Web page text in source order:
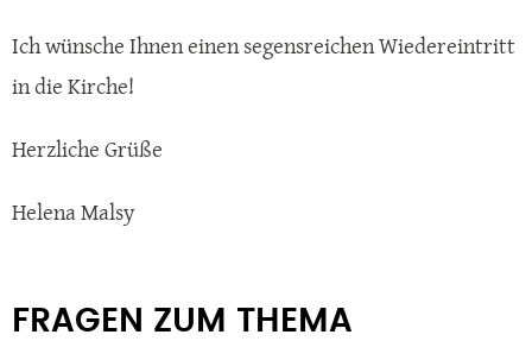
Ich wünsche Ihnen einen segensreichen Wiedereintritt
in die Kirche!
Herzliche Grüße
Helena Malsy
FRAGEN ZUM THEMA